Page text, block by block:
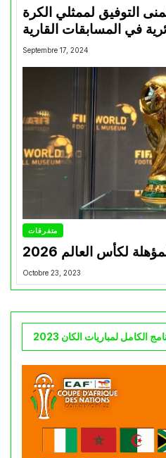
التوفيق لممثلي الكرة
Septembre 17, 2024
متفرقات
لكأس العالم 2026
Octobre 23, 2023
الكامل لمباريات الكان 2023